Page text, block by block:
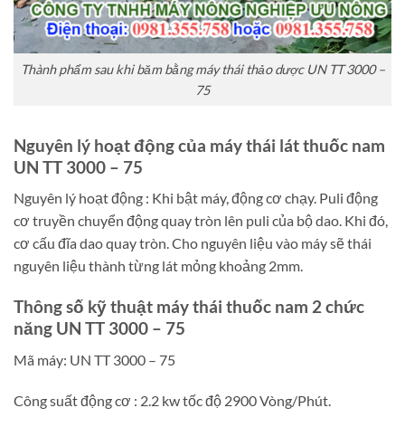
Thành phẩm sau khi băm bằng máy thái thảo dược UN TT 3000 –
75
Nguyên lý hoạt động của máy thái lát thuốc nam
UN TT 3000 – 75
Nguyên lý hoạt động : Khi bật máy, động cơ chạy. Puli động
cơ truyền chuyển động quay tròn lên puli của bộ dao. Khi đó,
cơ cấu đĩa dao quay tròn. Cho nguyên liệu vào máy sẽ thái
nguyên liệu thành từng lát mỏng khoảng 2mm.
Thông số kỹ thuật máy thái thuốc nam 2 chức
năng UN TT 3000 – 75
Mã máy: UN TT 3000 – 75
Công suất động cơ : 2.2 kw tốc độ 2900 Vòng/Phút.